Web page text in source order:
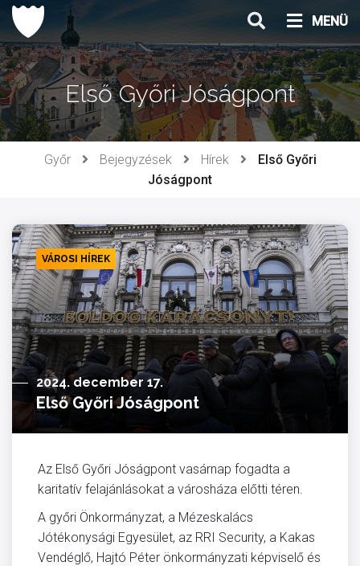
Ugrás
tartalomhoz
MENÜ
Első Győri Jóságpont
Győr Bejegyzések Hírek
Első Győri
Jóságpont
VÁROSI HÍREK
2024. december 17.
Első Győri Jóságpont
Az Első Győri Jóságpont vasárnap fogadta a
karitatív felajánlásokat a városháza előtti téren.
A győri Önkormányzat, a Mézeskalács
Jótékonysági Egyesület, az RRI Security, a Kakas
Vendéglő, Hajtó Péter önkormányzati képviselő és